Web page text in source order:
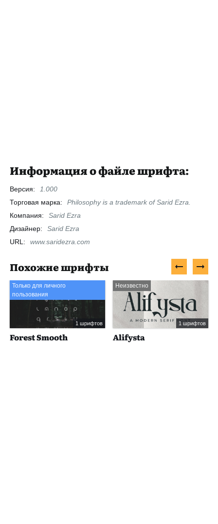
Информация о файле шрифта:
Версия:
1.000
Торговая марка:
Philosophy is a trademark of Sarid Ezra.
Компания:
Sarid Ezra
Дизайнер:
Sarid Ezra
URL:
www.saridezra.com
Похожие шрифты
Только для личного
пользования
1 шрифтов
Forest Smooth
Неизвестно
1 шрифтов
Alifysta